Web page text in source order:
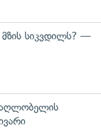
სიკვდილს? —